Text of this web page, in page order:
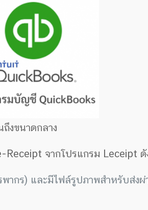
งขนาดกลาง
Receipt จากโปรแกรม Leceipt ดั
ากร) และมีไฟล์รูปภาพสำหรับส่งผ่